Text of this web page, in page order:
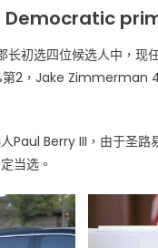
Democratic
长初选四位候选人中，
2，Jake Zimmerman
Paul Berry III，由于圣
当选。
符合
六 上午
圣路易时报 圣
了解您的数字!
Grace UM